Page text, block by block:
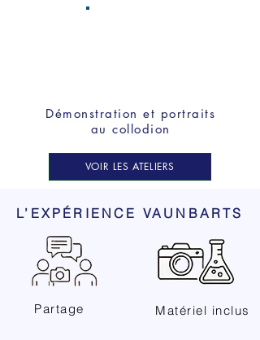
Démonstration et portraits
au collodion
VOIR LES ATELIERS
L’EXPÉRIENCE VAUNBARTS
Partage Matériel inclus